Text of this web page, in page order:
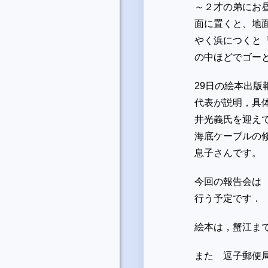
～２才の弟にお
面に置くと、地
やく浜につくと
の中ほどでゴー
29日の絵本出版
代表が説明，具
井光義氏を迎え
海底ケーブルの
息子さんです。
今回の報告会は
行う予定です．
絵本は，蟹江ま
また 逗子郵便